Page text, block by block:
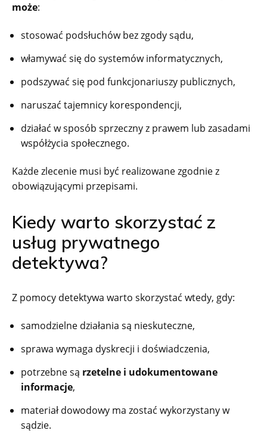
może:
stosować podsłuchów bez zgody sądu,
włamywać się do systemów informatycznych,
podszywać się pod funkcjonariuszy publicznych,
naruszać tajemnicy korespondencji,
działać w sposób sprzeczny z prawem lub zasadami
współżycia społecznego.
Każde zlecenie musi być realizowane zgodnie z
obowiązującymi przepisami.
Kiedy warto skorzystać z
usług prywatnego
detektywa?
Z pomocy detektywa warto skorzystać wtedy, gdy:
samodzielne działania są nieskuteczne,
sprawa wymaga dyskrecji i doświadczenia,
potrzebne są rzetelne i udokumentowane
informacje,
materiał dowodowy ma zostać wykorzystany w
sądzie.